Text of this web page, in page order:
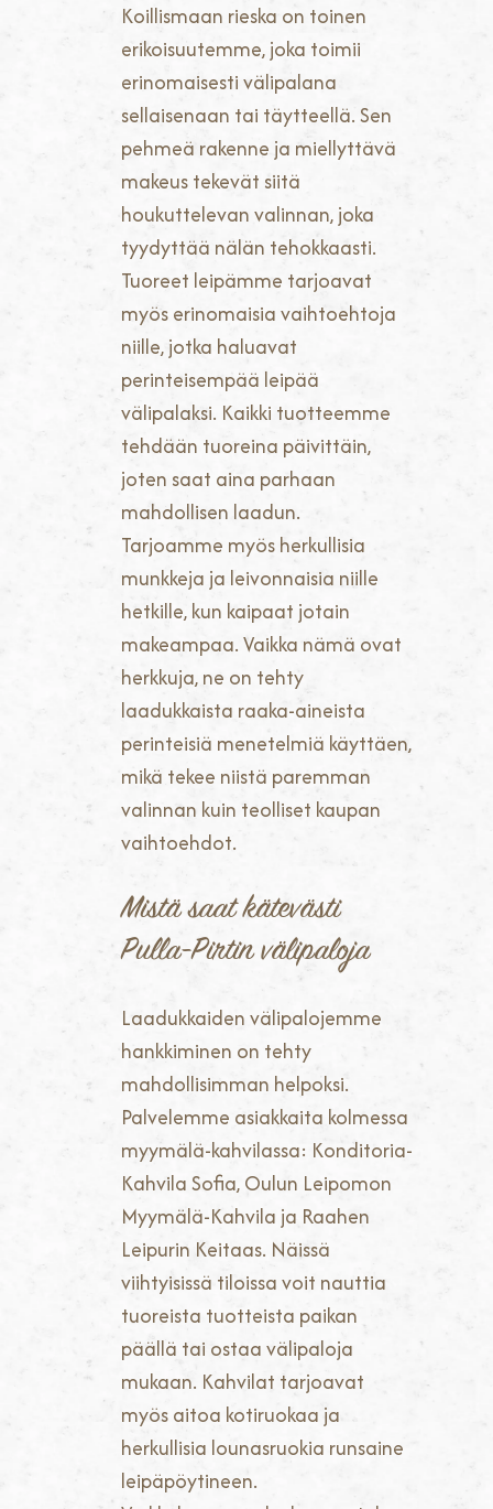
Koillismaan rieska on toinen
erikoisuutemme, joka toimii
erinomaisesti välipalana
sellaisenaan tai täytteellä. Sen
pehmeä rakenne ja miellyttävä
makeus tekevät siitä
houkuttelevan valinnan, joka
tyydyttää nälän tehokkaasti.
Tuoreet leipämme tarjoavat
myös erinomaisia vaihtoehtoja
niille, jotka haluavat
perinteisempää leipää
välipalaksi. Kaikki tuotteemme
tehdään tuoreina päivittäin,
joten saat aina parhaan
mahdollisen laadun.
Tarjoamme myös herkullisia
munkkeja ja leivonnaisia niille
hetkille, kun kaipaat jotain
makeampaa. Vaikka nämä ovat
herkkuja, ne on tehty
laadukkaista raaka-aineista
perinteisiä menetelmiä käyttäen,
mikä tekee niistä paremman
valinnan kuin teolliset kaupan
vaihtoehdot.
Mistä saat kätevästi
Pulla-Pirtin välipaloja
Laadukkaiden välipalojemme
hankkiminen on tehty
mahdollisimman helpoksi.
Palvelemme asiakkaita kolmessa
myymälä-kahvilassa: Konditoria-
Kahvila Sofia, Oulun Leipomon
Myymälä-Kahvila ja Raahen
Leipurin Keitaas. Näissä
viihtyisissä tiloissa voit nauttia
tuoreista tuotteista paikan
päällä tai ostaa välipaloja
mukaan. Kahvilat tarjoavat
myös aitoa kotiruokaa ja
herkullisia lounasruokia runsaine
leipäpöytineen.